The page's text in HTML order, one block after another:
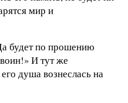
мир и
будет по прошению
И тут же
душа вознеслась на